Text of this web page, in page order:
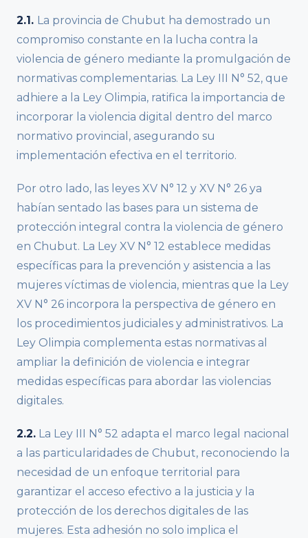
2.1. La provincia de Chubut ha demostrado un
compromiso constante en la lucha contra la
violencia de género mediante la promulgación de
normativas complementarias. La Ley III N° 52, que
adhiere a la Ley Olimpia, ratifica la importancia de
incorporar la violencia digital dentro del marco
normativo provincial, asegurando su
implementación efectiva en el territorio.
Por otro lado, las leyes XV N° 12 y XV N° 26 ya
habían sentado las bases para un sistema de
protección integral contra la violencia de género
en Chubut. La Ley XV N° 12 establece medidas
específicas para la prevención y asistencia a las
mujeres víctimas de violencia, mientras que la Ley
XV N° 26 incorpora la perspectiva de género en
los procedimientos judiciales y administrativos. La
Ley Olimpia complementa estas normativas al
ampliar la definición de violencia e integrar
medidas específicas para abordar las violencias
digitales.
2.2. La Ley III N° 52 adapta el marco legal nacional
a las particularidades de Chubut, reconociendo la
necesidad de un enfoque territorial para
garantizar el acceso efectivo a la justicia y la
protección de los derechos digitales de las
mujeres. Esta adhesión no solo implica el